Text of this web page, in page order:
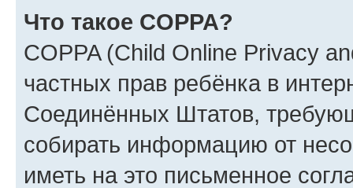
Что такое COPPA?
COPPA (Child Online Privacy
частных прав ребёнка в
Соединённых Штатов,
собирать информацию от
иметь на это письменное